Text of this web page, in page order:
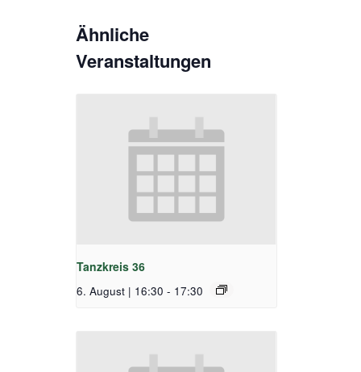
Ähnliche
Veranstaltungen
Tanzkreis 36
6. August | 16:30 - 17:30